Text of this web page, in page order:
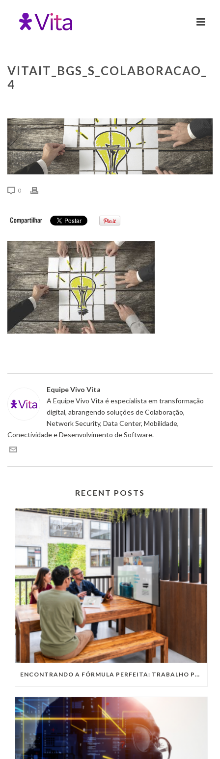
VITAIT_BGS_S_COLABORACAO_
4
0
Equipe Vivo Vita
A Equipe Vivo Vita é especialista em transformação
digital, abrangendo soluções de Colaboração,
Network Security, Data Center, Mobilidade,
Conectividade e Desenvolvimento de Software.
RECENT POSTS
ENCONTRANDO A FÓRMULA PERFEITA: TRABALHO PRESENCIAL, HOME OFFICE OU TRABALHO HÍBRIDO?